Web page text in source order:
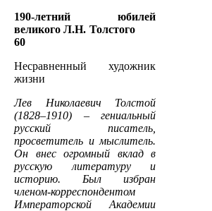
190-летний юбилей
великого Л.Н. Толстого
60
Несравненный художник
жизни
Лев Николаевич Толстой
(1828–1910) – гениальный
русский писатель,
просветитель и мыслитель.
Он внес огромный вклад в
русскую литературу и
историю. Был избран
членом-корреспондентом
Императорской Академии